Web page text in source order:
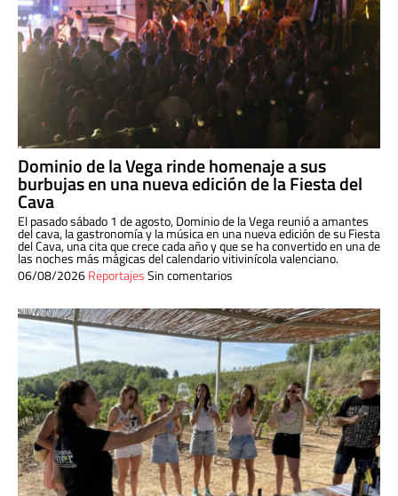
Dominio de la Vega rinde homenaje a sus
burbujas en una nueva edición de la Fiesta del
Cava
El pasado sábado 1 de agosto, Dominio de la Vega reunió a amantes
del cava, la gastronomía y la música en una nueva edición de su Fiesta
del Cava, una cita que crece cada año y que se ha convertido en una de
las noches más mágicas del calendario vitivinícola valenciano.
06/08/2026ReportajesSin comentarios